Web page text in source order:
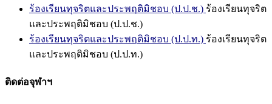
ร้องเรียนทุจริตและประพฤติมิชอบ (ป.ป.ช.) ร้องเรียนทุจริต
และประพฤติมิชอบ (ป.ป.ช.)
ร้องเรียนทุจริตและประพฤติมิชอบ (ป.ป.ท.) ร้องเรียนทุจริต
และประพฤติมิชอบ (ป.ป.ท.)
ติดต่อจุฬาฯ